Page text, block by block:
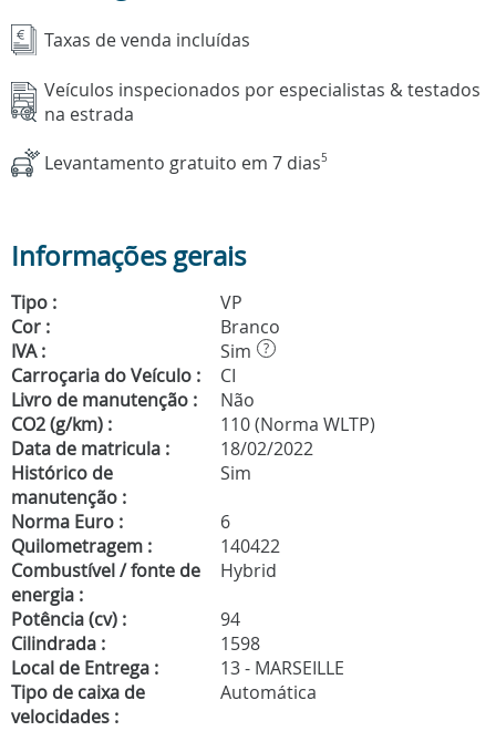
Taxas de venda incluídas
Veículos inspecionados por especialistas & testados
na estrada
Levantamento gratuito em 7 dias5
Informações gerais
Tipo :
VP
Cor :
Branco
IVA :
Sim ?
Carroçaria do Veículo :
CI
Livro de manutenção :
Não
CO2 (g/km) :
110 (Norma WLTP)
Data de matricula :
18/02/2022
Histórico de
manutenção :
Sim
Norma Euro :
6
Quilometragem :
140422
Combustível / fonte de
energia :
Hybrid
Potência (cv) :
94
Cilindrada :
1598
Local de Entrega :
13 - MARSEILLE
Tipo de caixa de
velocidades :
Automática